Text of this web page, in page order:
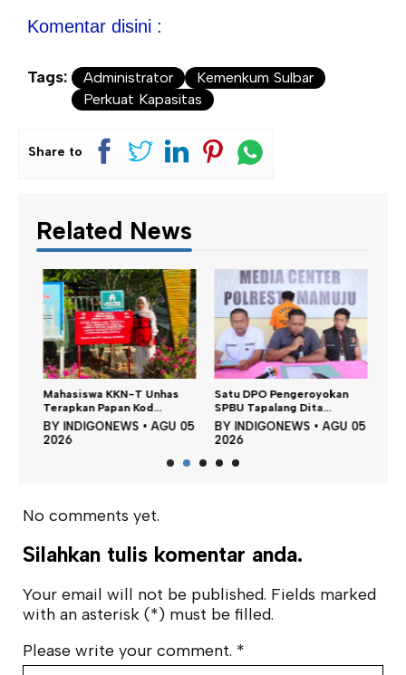
Komentar disini :
Tags: Administrator
Kemenkum Sulbar
Perkuat Kapasitas
Share to
Related News
Mahasiswa KKN-T Unhas
Terapkan Papan Kod...
BYINDIGONEWS •AGU 05
2026
Satu DPO Pengeroyokan
SPBU Tapalang Dita...
BYINDIGONEWS •AGU 05
2026
No comments yet.
Silahkan tulis komentar anda.
Your email will not be published. Fields marked
with an asterisk (*) must be filled.
Please write your comment. *